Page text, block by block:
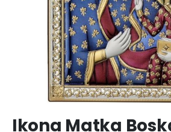
na
Ikona Matka